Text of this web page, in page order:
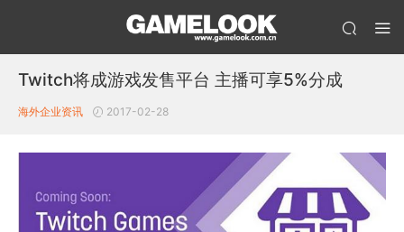
Twitch将成游戏发售平台 主播可享5%分成
海外企业资讯 2017-02-28